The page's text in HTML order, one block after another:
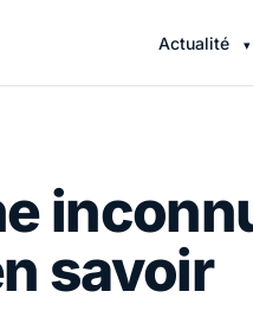
Actualité
savoir